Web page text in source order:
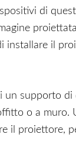
di
installare il
un supporto
o a
il proiettore,